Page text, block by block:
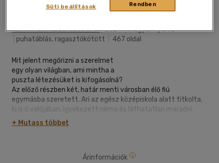
Könyvmolyképző Kiadó Kft.|2024|magyar nyelvű
puhatáblás, ragasztókötött 467 oldal
Mit jelent megőrizni a szerelmet
egy olyan világban, ami mintha a
puszta létezésüket is kifogásolná?
Az előző részben két, határ menti városban élő fiú
egymásba szeretett. Ari az egész középiskola alatt titkolta,
ki is ő valójában, igyekezett néma és láthatatlan maradni.
Arra számított, hogy a végzős éve is hasonlóan fog telni.
Ám amikor beleszeretett Dantéba, valami felszakadt
nem fél hallatni a hangját. Közben pedig végig ott van
+ Mutass többet
Árinformációk
Rendben
Süti beállítások